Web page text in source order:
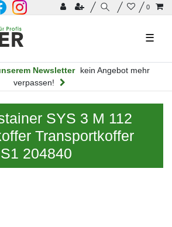
0
☰
Newsletter
kein Angebot mehr
verpassen!
SYS 3 M 112
Transportkoffer
204840